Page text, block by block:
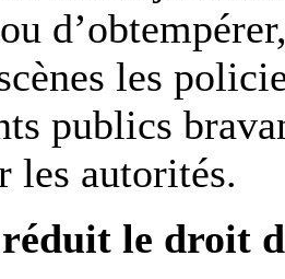
les
publics
les autorités.
le droit